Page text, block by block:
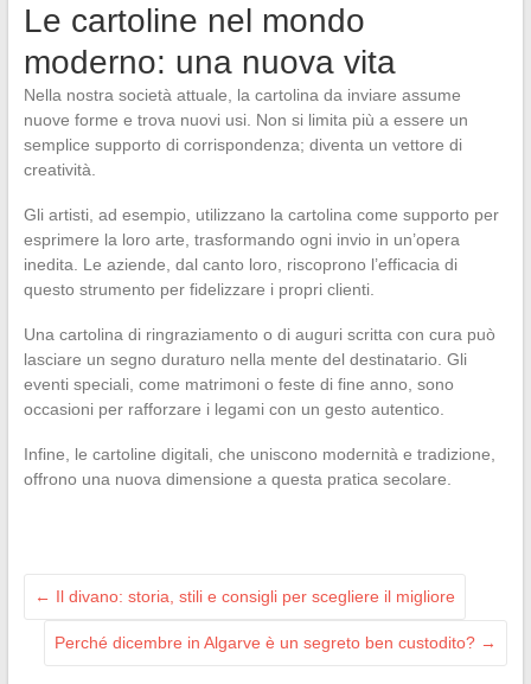
Le cartoline nel mondo
moderno: una nuova vita
Nella nostra società attuale, la cartolina da inviare assume
nuove forme e trova nuovi usi. Non si limita più a essere un
semplice supporto di corrispondenza; diventa un vettore di
creatività.
Gli artisti, ad esempio, utilizzano la cartolina come supporto per
esprimere la loro arte, trasformando ogni invio in un’opera
inedita. Le aziende, dal canto loro, riscoprono l’efficacia di
questo strumento per fidelizzare i propri clienti.
Una cartolina di ringraziamento o di auguri scritta con cura può
lasciare un segno duraturo nella mente del destinatario. Gli
eventi speciali, come matrimoni o feste di fine anno, sono
occasioni per rafforzare i legami con un gesto autentico.
Infine, le cartoline digitali, che uniscono modernità e tradizione,
offrono una nuova dimensione a questa pratica secolare.
← Il divano: storia, stili e consigli per scegliere il migliore
Perché dicembre in Algarve è un segreto ben custodito? →